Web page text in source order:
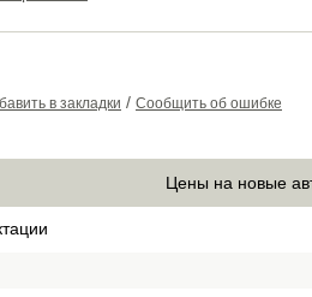
в закладки / Сообщить об ошибке
Цены на новые